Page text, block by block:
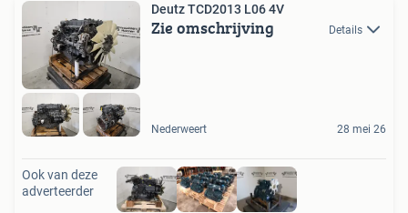
Deutz TCD2013 L06 4V
Zie omschrijving Details
Nederweert 28 mei 26
Ook van deze
adverteerder